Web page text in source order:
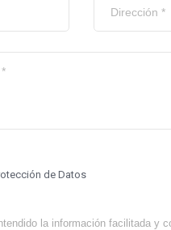
de Datos
la información facilitada y